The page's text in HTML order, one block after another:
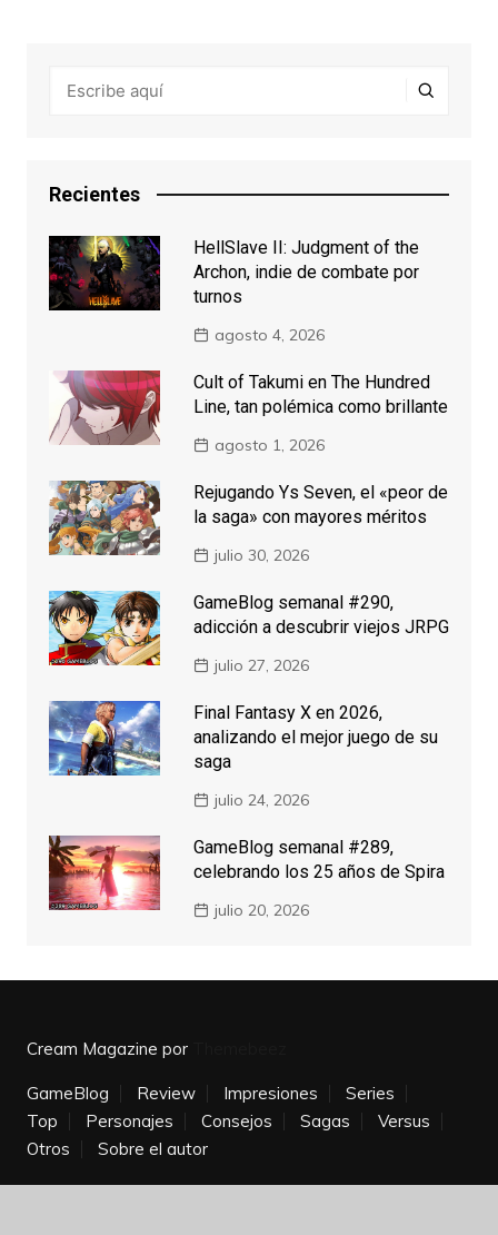
Recientes
HellSlave II: Judgment of the
Archon, indie de combate por
turnos
agosto 4, 2026
Cult of Takumi en The Hundred
Line, tan polémica como brillante
agosto 1, 2026
Rejugando Ys Seven, el «peor de
la saga» con mayores méritos
julio 30, 2026
GameBlog semanal #290,
adicción a descubrir viejos JRPG
julio 27, 2026
Final Fantasy X en 2026,
analizando el mejor juego de su
saga
julio 24, 2026
GameBlog semanal #289,
celebrando los 25 años de Spira
julio 20, 2026
Cream Magazine por
GameBlog Review Impresiones
Series
Top
Personajes Consejos Sagas
Versus
Otros
Sobre el autor